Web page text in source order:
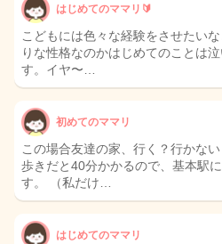
はじめてのママリ🔰
こどもには色々な経験をさせたい
りな性格なのかはじめてのことは
す。イヤ〜…
初めてのママリ
この場合友達の家、行く？行かな
歩きだと40分かかるので、基本駅
す。 （私だけ…
はじめてのママリ